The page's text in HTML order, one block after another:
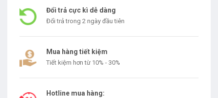
Đổi trả cực kì dễ dàng
Đổi trả trong 2 ngày đầu tiên
Mua hàng tiết kiệm
Tiết kiệm hơn từ 10% - 30%
Hotline mua hàng: